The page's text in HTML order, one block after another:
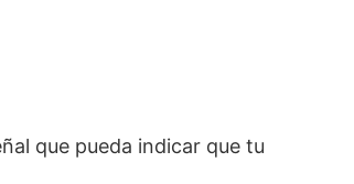
que pueda indicar que tu